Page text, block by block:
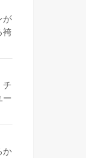
が
袴
チ
ー
か